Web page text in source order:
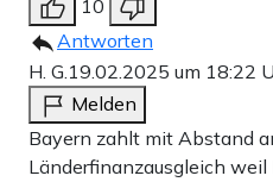
10
Antworten
H. G.19.02.2025 um 18:22
Melden
Bayern zahlt mit Abstand
Länderfinanzausgleich